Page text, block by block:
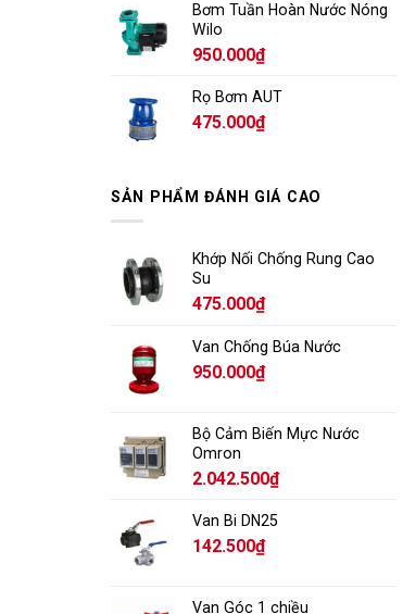
Bơm Tuần Hoàn Nước Nóng
Wilo
950.000₫
Rọ Bơm AUT
475.000₫
SẢN PHẨM ĐÁNH GIÁ CAO
Khớp Nối Chống Rung Cao
Su
475.000₫
Van Chống Búa Nước
950.000₫
Bộ Cảm Biến Mực Nước
Omron
2.042.500₫
Van Bi DN25
142.500₫
Van Góc 1 chiều